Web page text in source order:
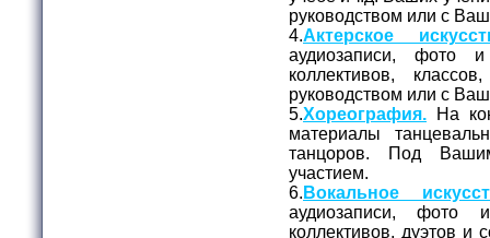
руководством или с
4.Актерское
аудиозаписи, фото
коллективов,
руководством или с
5.Хореография. На
материалы
танцоров. Под
участием.
6. Вокальное
аудиозаписи, фото
коллективов, дуэтов и